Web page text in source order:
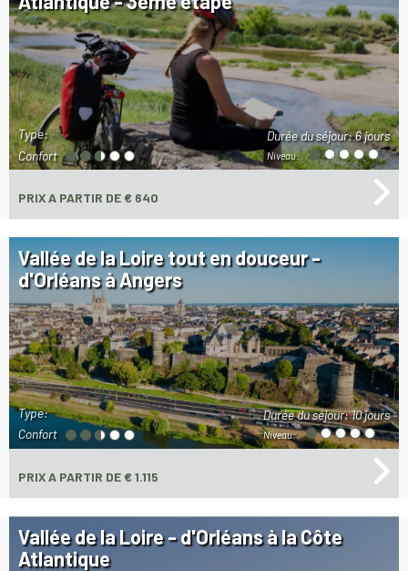
Durée du séjour:6 jours
Niveau:
Type:
Confort
PRIXA PARTIR DE € 640
Vallée de la Loire tout en douceur -
d'Orléans à Angers
Durée du séjour:10 jours
Niveau:
Type:
Confort
PRIXA PARTIR DE € 1.115
Vallée de la Loire - d'Orléans à la Côte
Atlantique